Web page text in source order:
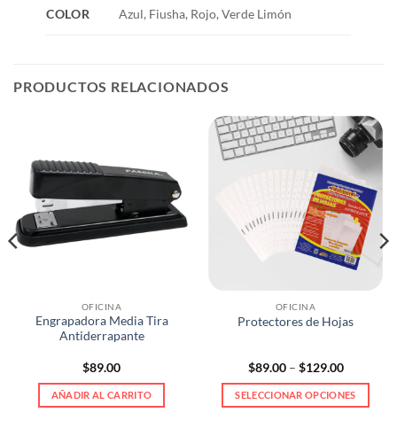
COLOR Azul, Fiusha, Rojo, Verde Limón
PRODUCTOS RELACIONADOS
OFICINA
Engrapadora Media Tira
Antiderrapante
$89.00
AÑADIR AL CARRITO
OFICINA
Protectores de Hojas
$89.00 – $129.00Price
$89.00
through
SELECCIONAR OPCIONES